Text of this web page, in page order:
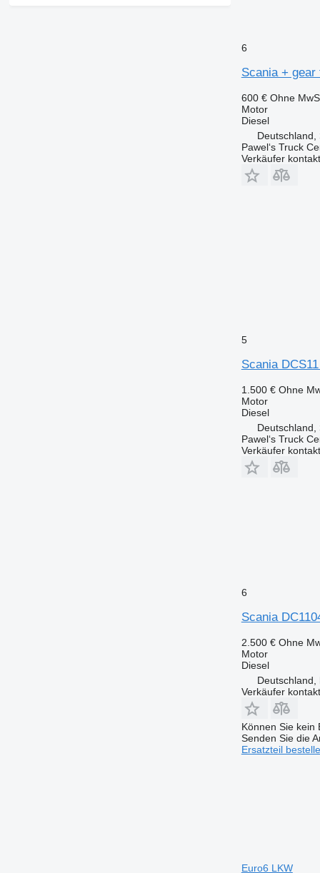
6
Scania + gear
600 € Ohne
Motor
Diesel
Deutschland,
Pawel‘s Truck
Verkäufer
5
Scania
1.500 € Ohne
Motor
Diesel
Deutschland,
Pawel‘s Truck
Verkäufer
6
Scania
2.500 € Ohne
Motor
Diesel
Deutschland,
Verkäufer
Können Sie kein
Senden Sie die
Ersatzteil
Euro6 LKW